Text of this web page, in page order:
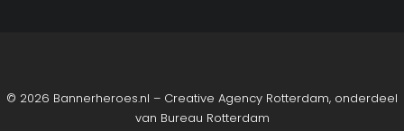
© 2026 Bannerheroes.nl – Creative Agency Rotterdam, onderdeel
van Bureau Rotterdam